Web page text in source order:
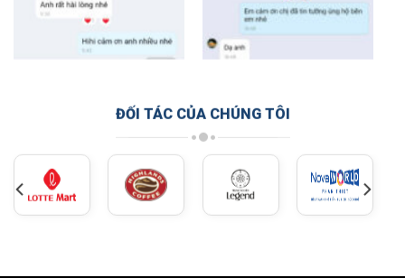
ĐỐI TÁC CỦA CHÚNG TÔI